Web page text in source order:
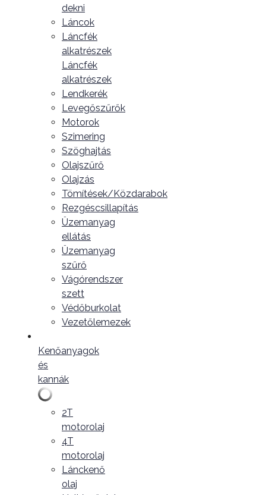
dekni
Láncok
Láncfék
alkatrészek
Láncfék
alkatrészek
Lendkerék
Levegőszűrők
Motorok
Szimering
Szöghajtás
Olajszűrő
Olajzás
Tömítések/Közdarabok
Rezgéscsillapítás
Üzemanyag
ellátás
Üzemanyag
szűrő
Vágórendszer
szett
Védőburkolat
Vezetőlemezek
Kenőanyagok
és
kannák
2T
motorolaj
4T
motorolaj
Lánckenő
olaj